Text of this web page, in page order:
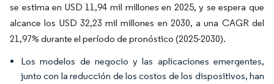
se estima en USD 11,94 mil millones en 2025, y se espera que
alcance los USD 32,23 mil millones en 2030, a una CAGR del
21,97% durante el período de pronóstico (2025-2030).
Los modelos de negocio y las aplicaciones emergentes,
junto con la reducción de los costos de los dispositivos, han